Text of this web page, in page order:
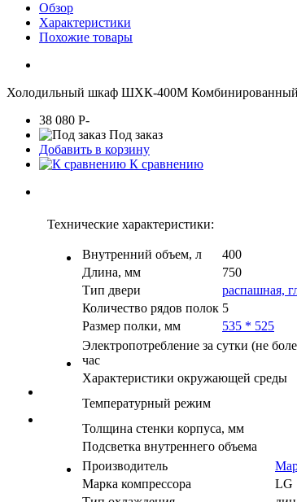
Обзор
Характеристики
Похожие товары
Холодильный шкаф ШХК-400М Комбинированный
38 080 P-
Под заказ
Добавить в корзину
К сравнению
Технические характеристики:
Внутренний объем, л
400
Длина, мм
750
Тип двери
распашная,
Количество рядов полок 5
Размер полки, мм
535 * 525
Электропотребление за сутки (не
час
Характеристики окружающей среды
Температурный режим
Толщина стенки корпуса, мм
Подсветка внутреннего объема
Производитель
Марка компрессора
LG